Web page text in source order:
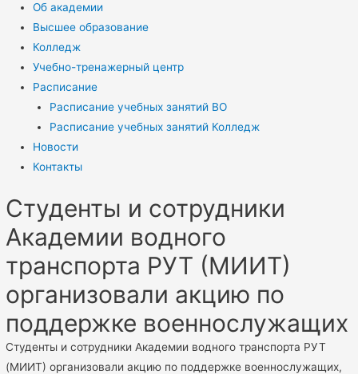
Об академии
Высшее образование
Колледж
Учебно-тренажерный центр
Расписание
Расписание учебных занятий ВО
Расписание учебных занятий Колледж
Новости
Контакты
Студенты и сотрудники
Академии водного
транспорта РУТ (МИИТ)
организовали акцию по
поддержке военнослужащих
Студенты и сотрудники Академии водного транспорта РУТ
(МИИТ) организовали акцию по поддержке военнослужащих,